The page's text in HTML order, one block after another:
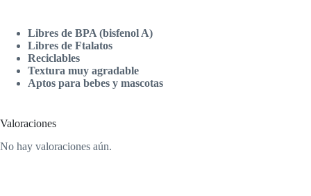
Libres de BPA (bisfenol A)
Libres de Ftalatos
Reciclables
Textura muy agradable
Aptos para bebes y mascotas
Valoraciones
No hay valoraciones aún.